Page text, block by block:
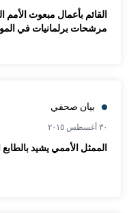
القائم بأعمال مبعوث
مرشحات برلمانيات في
بيان صحفي
٣٠ أغسطس ٢٠١٥
الممثل الأممي يشيد